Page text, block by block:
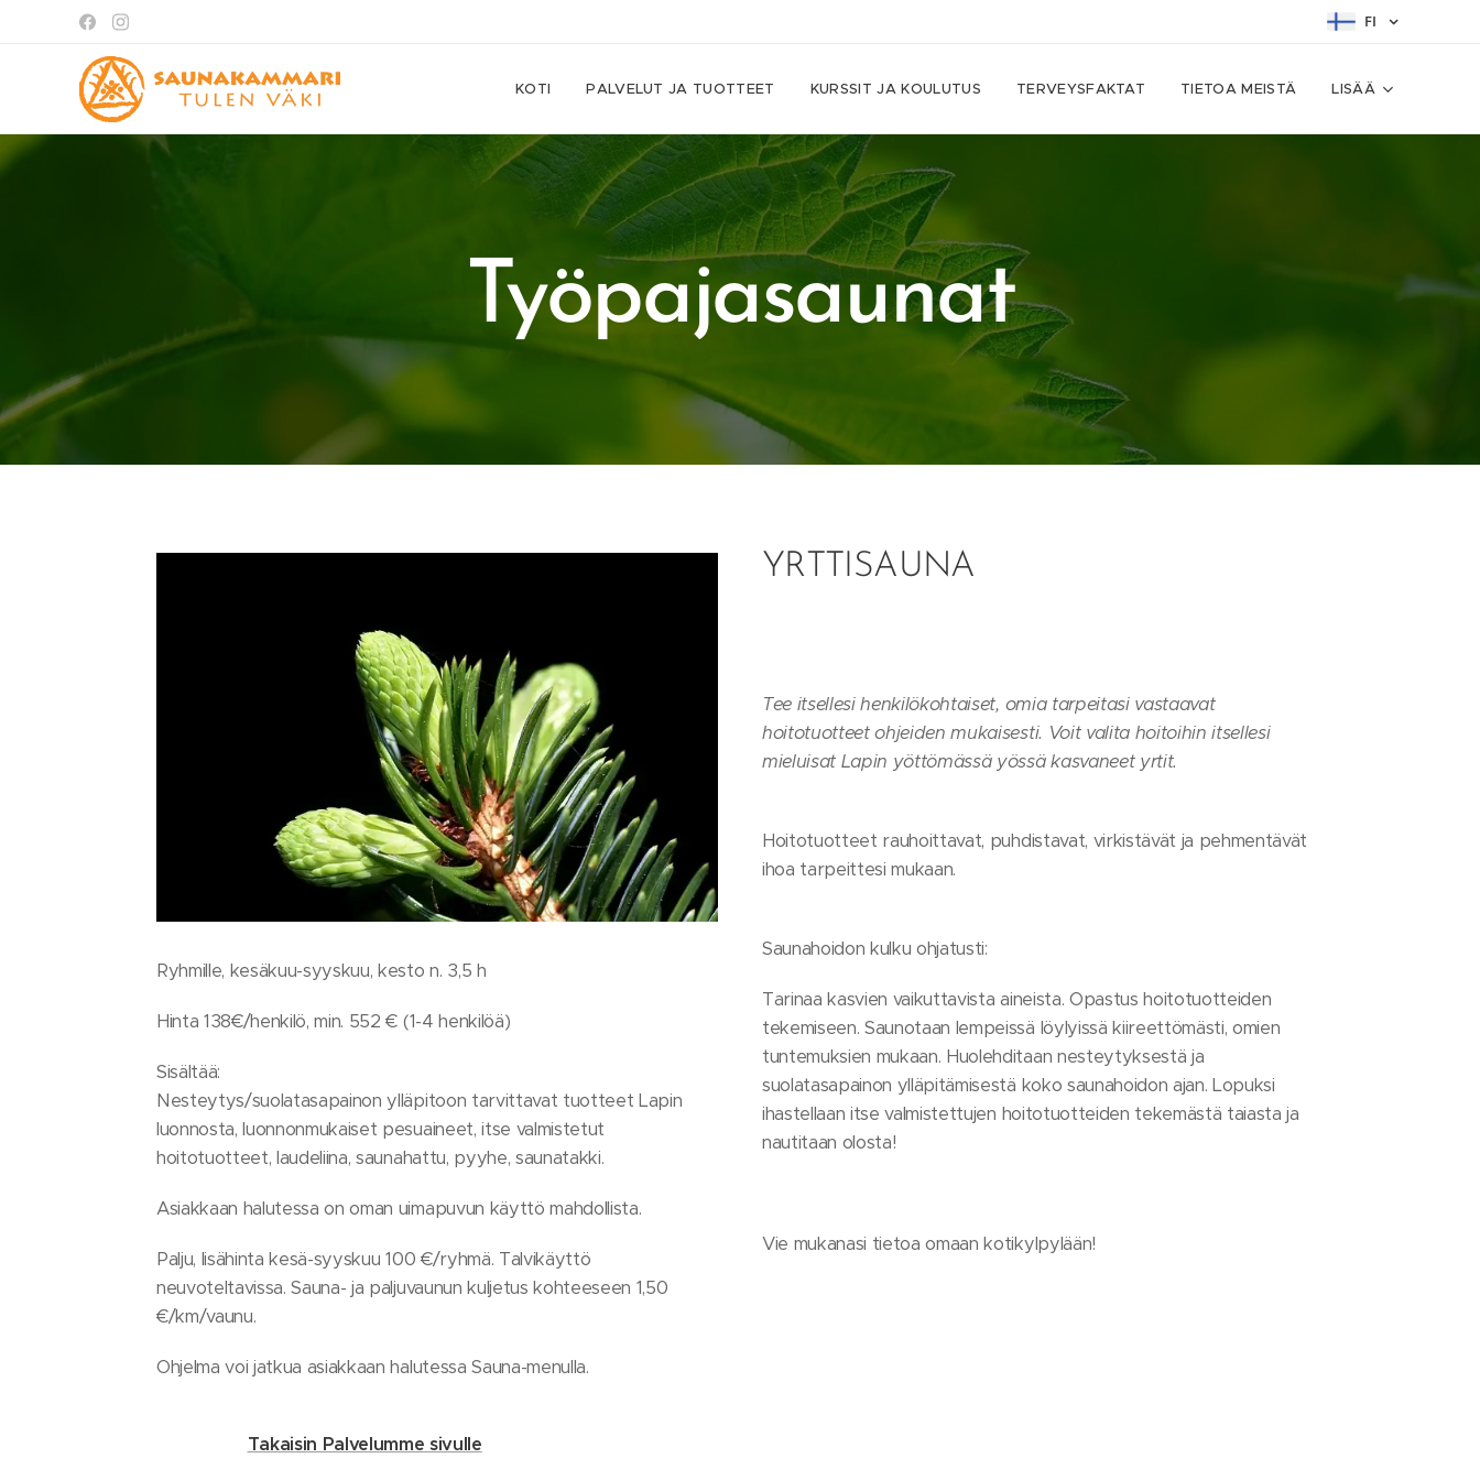
FI
KOTI PALVELUT JA TUOTTEET KURSSIT JA KOULUTUS TERVEYSFAKTAT TIETOA MEISTÄ LISÄÄ
Työpajasaunat
Ryhmille, kesäkuu-syyskuu, kesto n. 3,5 h
Hinta 138€/henkilö, min. 552 € (1-4 henkilöä)
Sisältää:
Nesteytys/suolatasapainon ylläpitoon tarvittavat tuotteet Lapin
luonnosta, luonnonmukaiset pesuaineet, itse valmistetut
hoitotuotteet, laudeliina, saunahattu, pyyhe, saunatakki.
Asiakkaan halutessa on oman uimapuvun käyttö mahdollista.
Palju, lisähinta kesä-syyskuu 100 €/ryhmä. Talvikäyttö
neuvoteltavissa. Sauna- ja paljuvaunun kuljetus kohteeseen 1,50
€/km/vaunu.
Ohjelma voi jatkua asiakkaan halutessa Sauna-menulla.
YRTTISAUNA
Tee itsellesi henkilökohtaiset, omia tarpeitasi vastaavat
hoitotuotteet ohjeiden mukaisesti. Voit valita hoitoihin itsellesi
mieluisat Lapin yöttömässä yössä kasvaneet yrtit.
Hoitotuotteet rauhoittavat, puhdistavat, virkistävät ja pehmentävät
ihoa tarpeittesi mukaan.
Saunahoidon kulku ohjatusti:
Tarinaa kasvien vaikuttavista aineista. Opastus hoitotuotteiden
tekemiseen. Saunotaan lempeissä löylyissä kiireettömästi, omien
tuntemuksien mukaan. Huolehditaan nesteytyksestä ja
suolatasapainon ylläpitämisestä koko saunahoidon ajan. Lopuksi
ihastellaan itse valmistettujen hoitotuotteiden tekemästä taiasta ja
nautitaan olosta!
Vie mukanasi tietoa omaan kotikylpylään!
Takaisin Palvelumme sivulle